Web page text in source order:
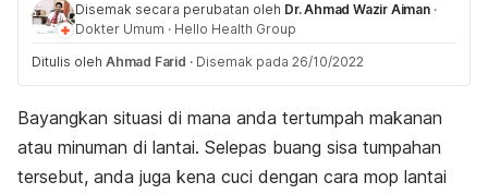
Disemak secara perubatan oleh Dr. Ahmad Wazir Aiman ·
Dokter Umum · Hello Health Group
Ditulis oleh Ahmad Farid · Disemak pada 26/10/2022
Bayangkan situasi di mana anda tertumpah makanan
atau minuman di lantai. Selepas buang sisa tumpahan
tersebut, anda juga kena cuci dengan cara mop lantai